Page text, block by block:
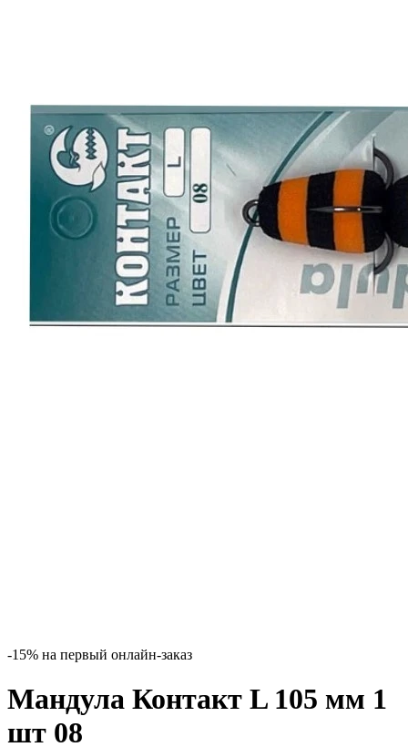
-15% на первый онлайн-заказ
Мандула Контакт L 105 мм 1
шт 08